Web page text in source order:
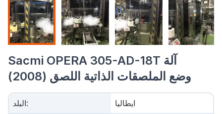
Sacmi OPERA 305-AD-18T آلة
وضع الملصقات الذاتية اللصق (2008)
البلد: ايطاليا